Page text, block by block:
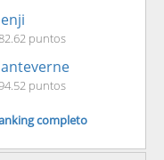
puntos
puntos
completo